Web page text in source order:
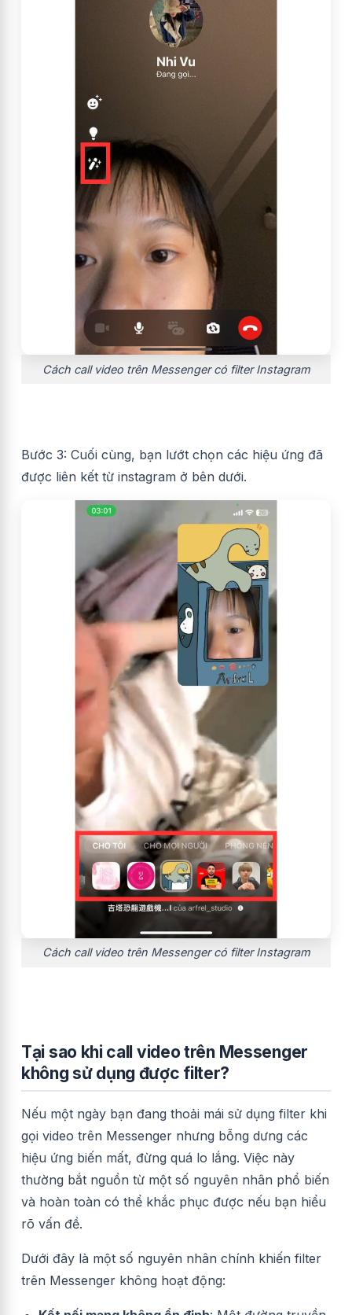
Cách call video trên Messenger có filter Instagram
Bước 3: Cuối cùng, bạn lướt chọn các hiệu ứng đã
được liên kết từ instagram ở bên dưới.
Cách call video trên Messenger có filter Instagram
Tại sao khi call video trên Messenger
không sử dụng được filter?
Nếu một ngày bạn đang thoải mái sử dụng filter khi
gọi video trên Messenger nhưng bỗng dưng các
hiệu ứng biến mất, đừng quá lo lắng. Việc này
thường bắt nguồn từ một số nguyên nhân phổ biến
và hoàn toàn có thể khắc phục được nếu bạn hiểu
rõ vấn đề.
Dưới đây là một số nguyên nhân chính khiến filter
trên Messenger không hoạt động: